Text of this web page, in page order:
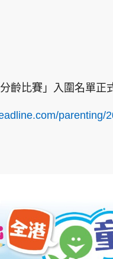
齡比賽」入圍名單正
parenting/